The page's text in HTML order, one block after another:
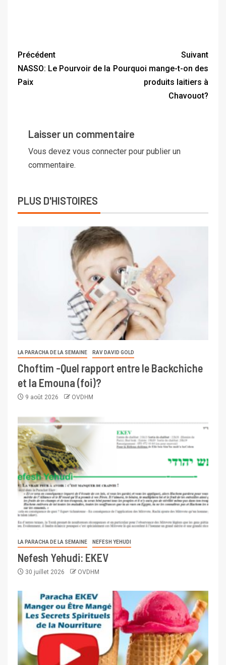
Précédent
NASSO: Le Pourvoir de la
Paix
Suivant
Pourquoi mange-t-on des
produits laitiers à
Chavouot?
Laisser un commentaire
Vous devez vous connecter pour publier un
commentaire.
PLUS D'HISTOIRES
LA PARACHA DE LA SEMAINE RAV DAVID GOLD
Choftim -Quel rapport entre le Backchiche
et la Emouna (foi)?
9 août 2026 OVDHM
LA PARACHA DE LA SEMAINE NEFESH YEHUDI
Nefesh Yehudi: EKEV
30 juillet 2026 OVDHM